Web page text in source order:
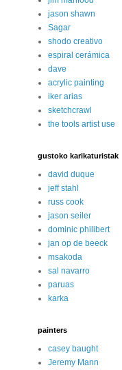
jason shawn
Sagar
shodo creativo
espiral cerámica
dave
acrylic painting
iker arias
sketchcrawl
the tools artist use
gustoko karikaturistak
david duque
jeff stahl
russ cook
jason seiler
dominic philibert
jan op de beeck
msakoda
sal navarro
paruas
karka
painters
casey baught
Jeremy Mann